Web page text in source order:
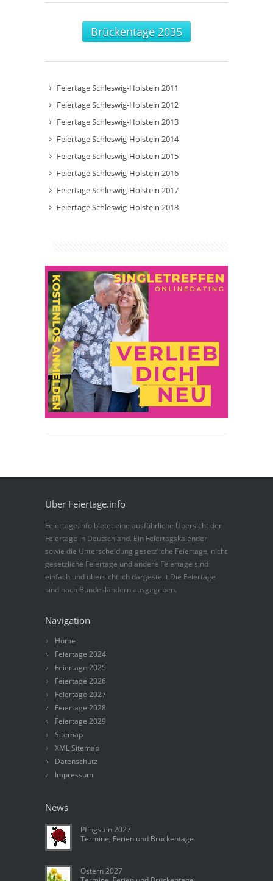
Brückentage 2035
Feiertage Schleswig-Holstein 2011
Feiertage Schleswig-Holstein 2012
Feiertage Schleswig-Holstein 2013
Feiertage Schleswig-Holstein 2014
Feiertage Schleswig-Holstein 2015
Feiertage Schleswig-Holstein 2016
Feiertage Schleswig-Holstein 2017
Feiertage Schleswig-Holstein 2018
Über Feiertage.info
Feiertage.info bietet eine ausführliche Übersicht der
Feiertage in Deutschland. Ein Feiertagskalender
sowie die Unterscheidung gesetzliche Feiertage, nicht
gesetzliche Feiertage und andere Feiertage sind
einfach und übersichtlich dargestellt.Die Feiertage
sind nach Bundesländern ausgegeben.
Navigation
Home
Feiertage 2024
Feiertage 2025
Feiertage 2026
Feiertage 2027
Feiertage 2028
Feiertage 2029
Sitemap
XML Sitemap
Datenschutz
Impressum
News
Pfingsten 2027
Termine, Ferien und Brückentage
Ostern 2027